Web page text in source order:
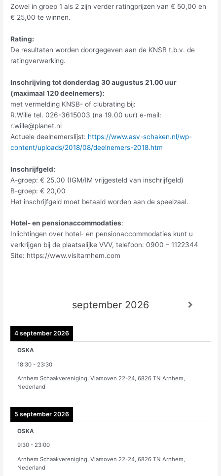
Zowel in groep 1 als 2 zijn verder ratingprijzen van € 50,00 en
€ 25,00 te winnen.
Rating:
De resultaten worden doorgegeven aan de KNSB t.b.v. de
ratingverwerking.
Inschrijving tot donderdag 30 augustus 21.00 uur
(maximaal 120 deelnemers):
met vermelding KNSB- of clubrating bij:
R.Wille tel. 026-3615003 (na 19.00 uur) e-mail:
r.wille@planet.nl
Actuele deelnemerslijst: https://www.asv-schaken.nl/wp-
content/uploads/2018/08/deelnemers-2018.htm
Inschrijfgeld:
A-groep: € 25,00 (IGM/IM vrijgesteld van inschrijfgeld)
B-groep: € 20,00
Het inschrijfgeld moet betaald worden aan de speelzaal.
Hotel- en pensionaccommodaties:
Inlichtingen over hotel- en pensionaccommodaties kunt u
verkrijgen bij de plaatselijke VVV, telefoon: 0900 – 1122344
Site: https://www.visitarnhem.com
september 2026
4 september 2026
OSKA
18:30 - 23:30
Arnhem Schaakvereniging, Vlamoven 22-24, 6826 TN Arnhem,
Nederland
5 september 2026
OSKA
9:30 - 23:00
Arnhem Schaakvereniging, Vlamoven 22-24, 6826 TN Arnhem,
Nederland